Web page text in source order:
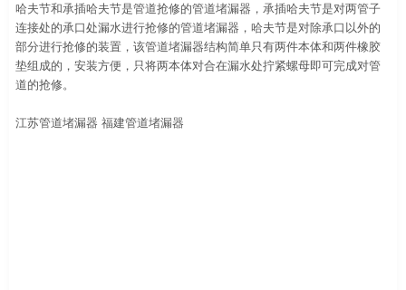
哈夫节和承插哈夫节是管道抢修的管道堵漏器，承插哈夫节是对两管子
连接处的承口处漏水进行抢修的管道堵漏器，哈夫节是对除承口以外的
部分进行抢修的装置，该管道堵漏器结构简单只有两件本体和两件橡胶
垫组成的，安装方便，只将两本体对合在漏水处拧紧螺母即可完成对管
道的抢修。
江苏管道堵漏器 福建管道堵漏器